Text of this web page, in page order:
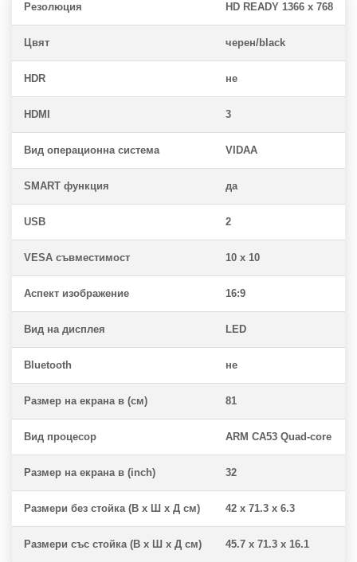
Резолюция HD READY 1366 x 768
Цвят черен/black
HDR не
HDMI 3
Вид операционна система VIDAA
SMART функция да
USB 2
VESA съвместимост 10 x 10
Аспект изображение 16:9
Вид на дисплея LED
Bluetooth не
Размер на екрана в (см) 81
Вид процесор ARM CA53 Quad-core
Размер на екрана в (inch) 32
Размери без стойка (В x Ш x Д см) 42 x 71.3 x 6.3
Размери със стойка (В x Ш x Д см) 45.7 x 71.3 x 16.1